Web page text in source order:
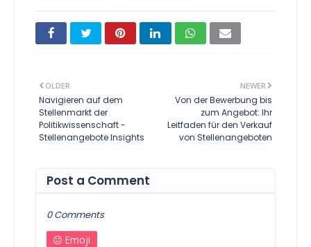
NEWER
Von der Bewerbung bis
zum Angebot: Ihr
Leitfaden für den Verkauf
von Stellenangeboten
OLDER
Navigieren auf dem
Stellenmarkt der
Politikwissenschaft -
Stellenangebote Insights
Post a Comment
0 Comments
Emoji